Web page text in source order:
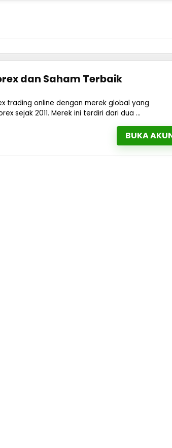
dan Saham Terbaik
trading online dengan merek global yang
sejak 2011. Merek ini terdiri dari dua ...
BUKA